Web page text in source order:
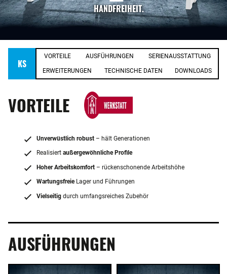
HANDFREIHEIT.
KS
VORTEILE AUSFÜHRUNGEN SERIENAUSSTATTUNG
ERWEITERUNGEN TECHNISCHE DATEN DOWNLOADS
VORTEILE
Unverwüstlich robust – hält Generationen
Realisiert außergewöhnliche Profile
Hoher Arbeitskomfort – rückenschonende Arbeitshöhe
WartungsfreieLager und Führungen
Vielseitig durch umfangsreiches Zubehör
AUSFÜHRUNGEN